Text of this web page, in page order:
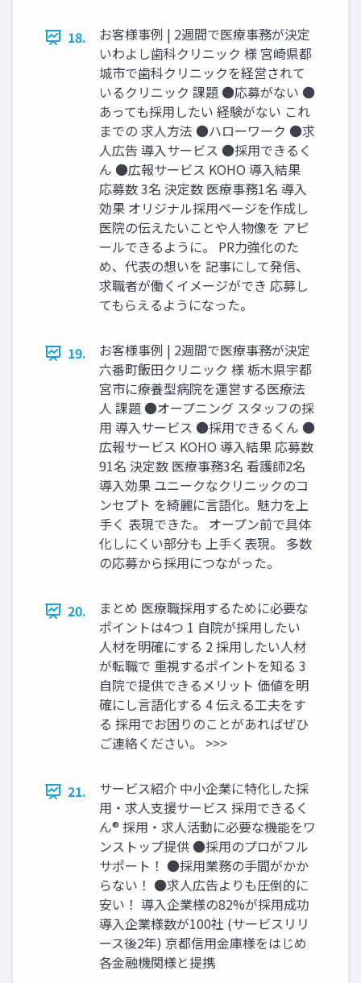
18.
お客様事例 | 2週間で医療事務が決定
いわよし歯科クリニック 様 宮崎県都
城市で歯科クリニックを経営されて
いるクリニック 課題 ●応募がない ●
あっても採用したい 経験がない これ
までの 求人方法 ●ハローワーク ●求
人広告 導入サービス ●採用できるく
ん ●広報サービス KOHO 導入結果
応募数 3名 決定数 医療事務1名 導入
効果 オリジナル採用ページを作成し
医院の伝えたいことや人物像を アピ
ールできるように。 PR力強化のた
め、代表の想いを 記事にして発信、
求職者が働くイメージができ 応募し
てもらえるようになった。
19.
お客様事例 | 2週間で医療事務が決定
六番町飯田クリニック 様 栃木県宇都
宮市に療養型病院を運営する医療法
人 課題 ●オープニング スタッフの採
用 導入サービス ●採用できるくん ●
広報サービス KOHO 導入結果 応募数
91名 決定数 医療事務3名 看護師2名
導入効果 ユニークなクリニックのコ
ンセプト を綺麗に言語化。魅力を上
手く 表現できた。 オープン前で具体
化しにくい部分も 上手く表現。 多数
の応募から採用につながった。
20.
まとめ 医療職採用するために必要な
ポイントは4つ 1 自院が採用したい
人材を明確にする 2 採用したい人材
が転職で 重視するポイントを知る 3
自院で提供できるメリット 価値を明
確にし言語化する 4 伝える工夫をす
る 採用でお困りのことがあればぜひ
ご連絡ください。 >>>
21.
サービス紹介 中小企業に特化した採
用・求人支援サービス 採用できるく
ん® 採用・求人活動に必要な機能をワ
ンストップ提供 ●採用のプロがフル
サポート！ ●採用業務の手間がかか
らない！ ●求人広告よりも圧倒的に
安い！ 導入企業様の82%が採用成功
導入企業様数が100社 (サービスリリ
ース後2年) 京都信用金庫様をはじめ
各金融機関様と提携